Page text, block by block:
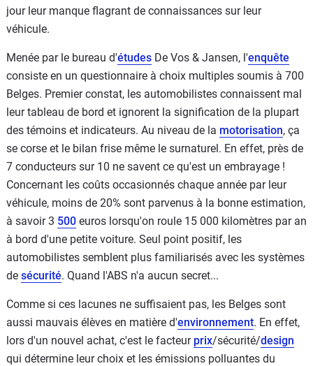
jour leur manque flagrant de connaissances sur leur
véhicule.
Menée par le bureau d'études De Vos & Jansen, l'enquête
consiste en un questionnaire à choix multiples soumis à 700
Belges. Premier constat, les automobilistes connaissent mal
leur tableau de bord et ignorent la signification de la plupart
des témoins et indicateurs. Au niveau de la motorisation, ça
se corse et le bilan frise même le surnaturel. En effet, près de
7 conducteurs sur 10 ne savent ce qu'est un embrayage !
Concernant les coûts occasionnés chaque année par leur
véhicule, moins de 20% sont parvenus à la bonne estimation,
à savoir 3 500 euros lorsqu'on roule 15 000 kilomètres par an
à bord d'une petite voiture. Seul point positif, les
automobilistes semblent plus familiarisés avec les systèmes
de sécurité. Quand l'ABS n'a aucun secret...
Comme si ces lacunes ne suffisaient pas, les Belges sont
aussi mauvais élèves en matière d'environnement. En effet,
lors d'un nouvel achat, c'est le facteur prix/sécurité/design
qui détermine leur choix et les émissions polluantes du